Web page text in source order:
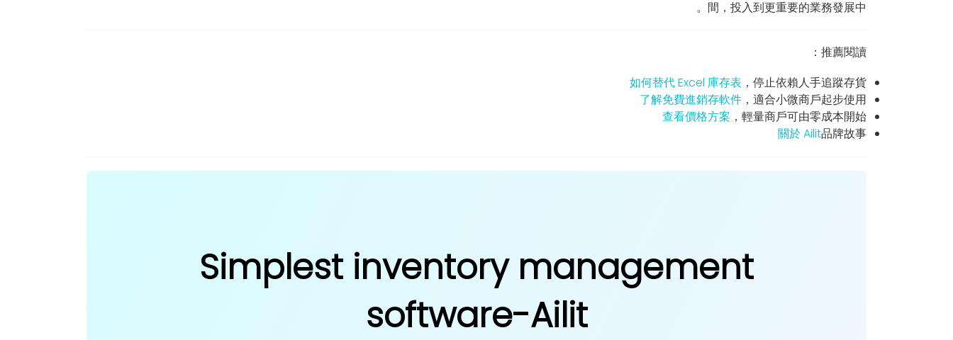
間，投入到更重要的業務發展中。
推薦閱讀：
如何替代 Excel 庫存表 ，停止依賴人手追蹤存貨
了解免費進銷存軟件 ，適合小微商戶起步使用
查看價格方案 ，輕量商戶可由零成本開始
關於 Ailit品牌故事
Simplest inventory management
software-Ailit